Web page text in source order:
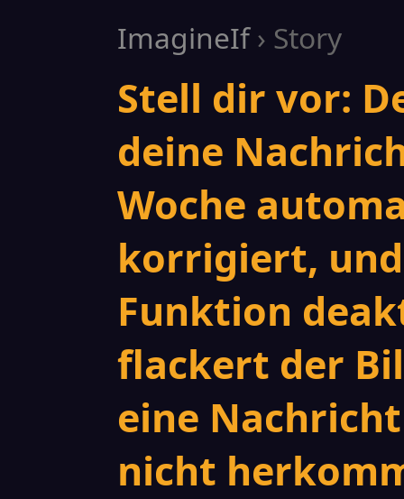
ImagineIf› Story
Stell dir vor:
deine
Woche
korrigiert,
Funktion
flackert der
eine
nicht